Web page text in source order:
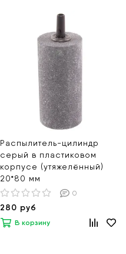
Распылитель-цилиндр
серый в пластиковом
корпусе (утяжелённый)
20*80 мм
0
280 руб
В корзину